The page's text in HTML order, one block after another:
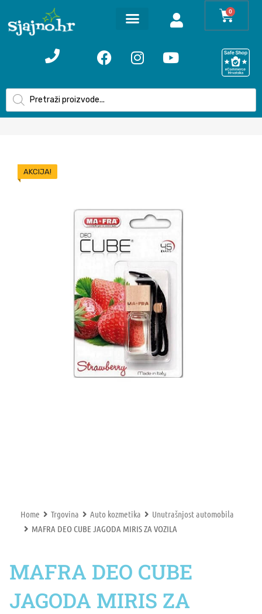
0
Home Trgovina Auto kozmetika
Unutrašnjost automobila
MAFRA DEO CUBE JAGODA MIRIS ZA VOZILA
MAFRA DEO CUBE
JAGODA MIRIS ZA
AKCIJA!